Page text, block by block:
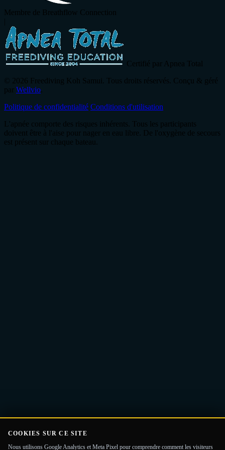
Membre de Breathflow Connection
Certifié par Apnea Total
© 2026 Freediving Koh Samui. Tous droits réservés. Conçu & géré
par Wellvio
Politique de confidentialité Conditions d'utilisation
L'apnée comporte des risques inhérents. Tous les participants
doivent être à l'aise pour nager en eau libre. De l'oxygène de secours
est présent sur chaque bateau.
COOKIES SUR CE SITE
Nous utilisons Google Analytics et Meta Pixel pour comprendre comment les visiteurs